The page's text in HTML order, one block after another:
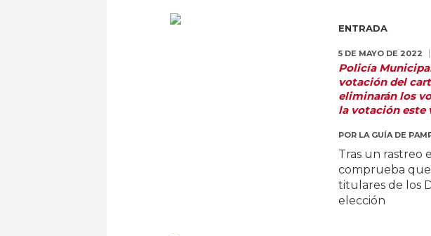
ENTRADA
5 DE MAYO DE 2022
Policía
votación del
eliminarán los
la votación este
POR LA GUÍA DE
Tras un rastreo
comprueba
titulares de los
elección